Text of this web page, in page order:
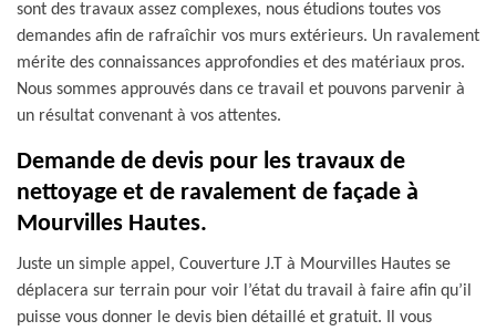
sont des travaux assez complexes, nous étudions toutes vos
demandes afin de rafraîchir vos murs extérieurs. Un ravalement
mérite des connaissances approfondies et des matériaux pros.
Nous sommes approuvés dans ce travail et pouvons parvenir à
un résultat convenant à vos attentes.
Demande de devis pour les travaux de
nettoyage et de ravalement de façade à
Mourvilles Hautes.
Juste un simple appel, Couverture J.T à Mourvilles Hautes se
déplacera sur terrain pour voir l’état du travail à faire afin qu’il
puisse vous donner le devis bien détaillé et gratuit. Il vous